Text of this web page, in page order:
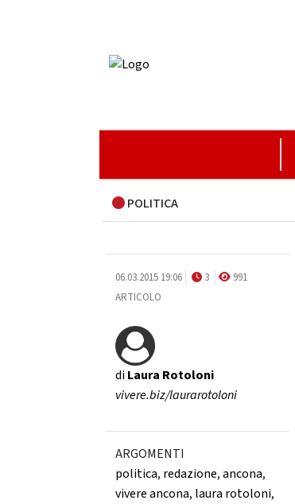
POLITICA
06.03.2015 19:06 3
991
ARTICOLO
diLaura Rotoloni
vivere.biz/laurarotoloni
ARGOMENTI
politica, redazione,ancona,
vivere ancona, laura rotoloni,